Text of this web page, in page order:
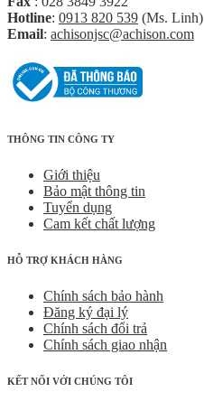
Hotline: 0913 820 539 (Ms. Linh)
Email: achisonjsc@achison.com
THÔNG TIN CÔNG TY
Giới thiệu
Bảo mật thông tin
Tuyển dụng
Cam kết chất lượng
HỖ TRỢ KHÁCH HÀNG
Chính sách bảo hành
Đăng ký đại lý
Chính sách đổi trả
Chính sách giao nhận
KẾT NỐI VỚI CHÚNG TÔI